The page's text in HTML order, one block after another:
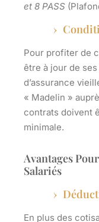
et 8 PASS
Pour profiter de
être à jour de
d’assurance
« Madelin »
contrats doivent
minimale.
Avantages
Salariés
En plus des